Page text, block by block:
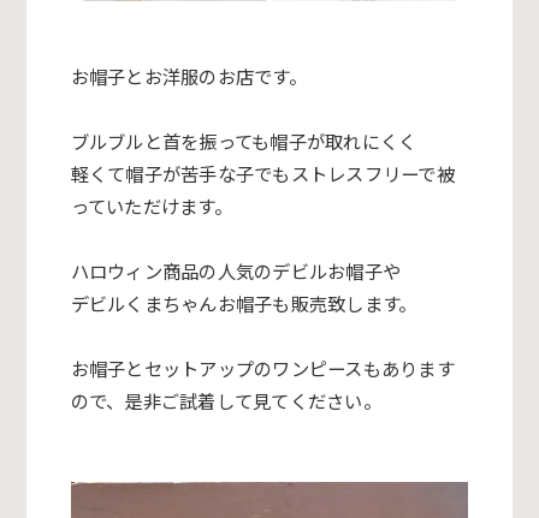
お帽子とお洋服のお店です。
ブルブルと首を振っても帽子が取れにくく
軽くて帽子が苦手な子でもストレスフリーで被
っていただけます。
ハロウィン商品の人気のデビルお帽子や
デビルくまちゃんお帽子も販売致します。
お帽子とセットアップのワンピースもあります
ので、是非ご試着して見てください。